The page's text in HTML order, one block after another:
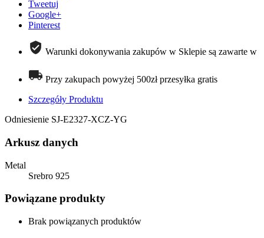
Tweetuj
Google+
Pinterest
Warunki dokonywania zakupów w Sklepie są zawarte w
Przy zakupach powyżej 500zł przesyłka gratis
Szczegóły Produktu
Odniesienie SJ-E2327-XCZ-YG
Arkusz danych
Metal
Srebro 925
Powiązane produkty
Brak powiązanych produktów